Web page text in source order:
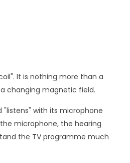
It is nothing more than a
changing magnetic field.
with its microphone
microphone, the hearing
the TV programme much